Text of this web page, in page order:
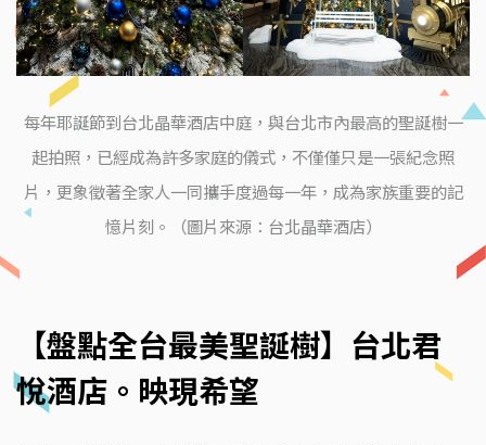
每年耶誕節到台北晶華酒店中庭，與台北市內最高的聖誕樹一
起拍照，已經成為許多家庭的儀式，不僅僅只是一張紀念照
片，更象徵著全家人一同攜手度過每一年，成為家族重要的記
憶片刻。（圖片來源：台北晶華酒店）
【盤點全台最美聖誕樹】台北君
悅酒店。映現希望